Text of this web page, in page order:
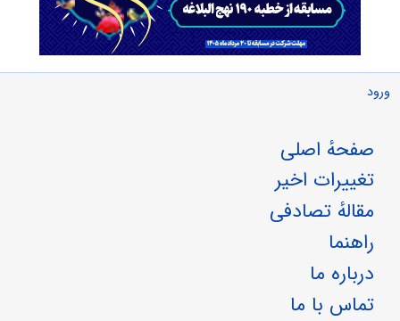
ورود
صفحهٔ اصلی
تغییرات اخیر
مقالهٔ تصادفی
راهنما
درباره ما
تماس با ما